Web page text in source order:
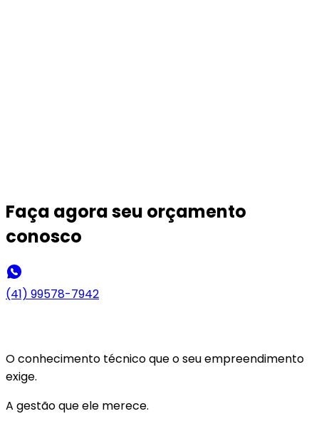
Faça agora seu orçamento
conosco
(41) 99578-7942
O conhecimento técnico que o seu empreendimento
exige.
A gestão que ele merece.